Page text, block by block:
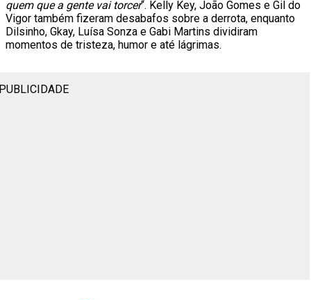
quem que a gente vai torcer“. Kelly Key, João Gomes e Gil do
Vigor também fizeram desabafos sobre a derrota, enquanto
Dilsinho, Gkay, Luísa Sonza e Gabi Martins dividiram
momentos de tristeza, humor e até lágrimas.